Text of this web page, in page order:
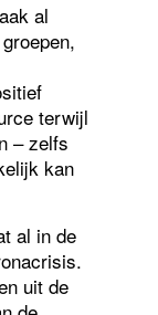
al
terwijl
– zelfs
kan
al in de
uit de